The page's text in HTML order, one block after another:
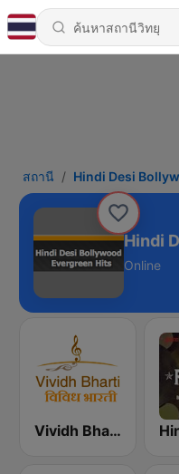
สถานี Hindi Desi
Hindi
Online
Vividh Bharti (विविध भारती)